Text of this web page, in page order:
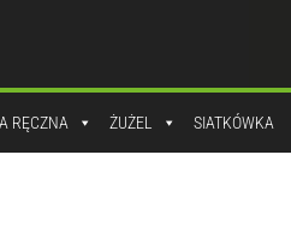
RĘCZNA ŻUŻEL SIATKÓWKA